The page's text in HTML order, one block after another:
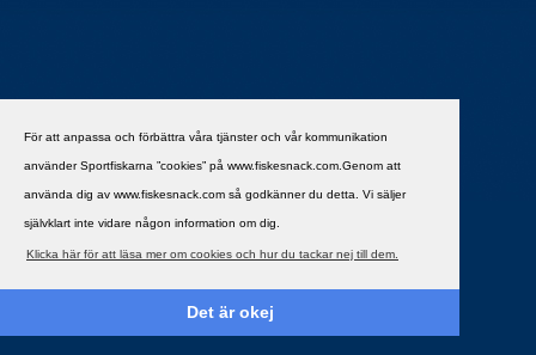
För att anpassa och förbättra våra tjänster och vår kommunikation
använder Sportfiskarna ”cookies” på www.fiskesnack.com.Genom att
använda dig av www.fiskesnack.com så godkänner du detta. Vi säljer
självklart inte vidare någon information om dig.
Klicka här för att läsa mer om cookies och hur du tackar nej till dem.
Det är okej